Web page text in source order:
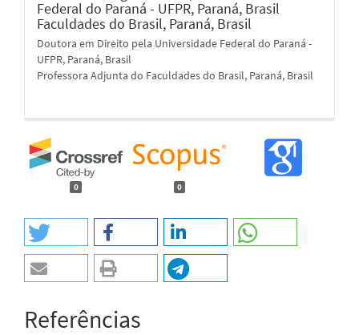
Federal do Paraná - UFPR, Paraná, Brasil
Faculdades do Brasil, Paraná, Brasil
Doutora em Direito pela Universidade Federal do Paraná -
UFPR, Paraná, Brasil
Professora Adjunta do Faculdades do Brasil, Paraná, Brasil
0 0
Referências